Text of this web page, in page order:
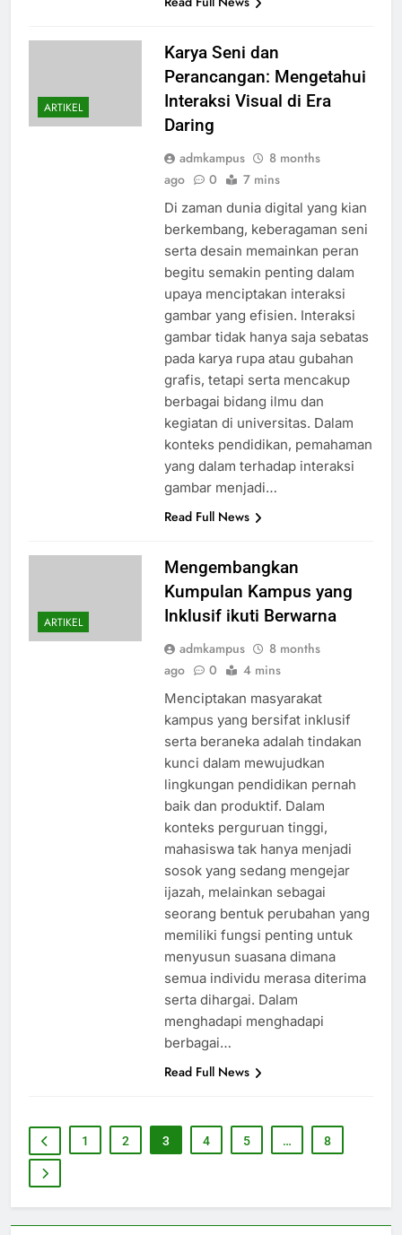
ARTIKEL
Karya Seni dan
Perancangan: Mengetahui
Interaksi Visual di Era
Daring
admkampus
8 months
ago
0 7 mins
Di zaman dunia digital yang kian
berkembang, keberagaman seni
serta desain memainkan peran
begitu semakin penting dalam
upaya menciptakan interaksi
gambar yang efisien. Interaksi
gambar tidak hanya saja sebatas
pada karya rupa atau gubahan
grafis, tetapi serta mencakup
berbagai bidang ilmu dan
kegiatan di universitas. Dalam
konteks pendidikan, pemahaman
yang dalam terhadap interaksi
gambar menjadi…
Read Full News
ARTIKEL
Mengembangkan
Kumpulan Kampus yang
Inklusif ikuti Berwarna
admkampus
8 months
ago
0 4 mins
Menciptakan masyarakat
kampus yang bersifat inklusif
serta beraneka adalah tindakan
kunci dalam mewujudkan
lingkungan pendidikan pernah
baik dan produktif. Dalam
konteks perguruan tinggi,
mahasiswa tak hanya menjadi
sosok yang sedang mengejar
ijazah, melainkan sebagai
seorang bentuk perubahan yang
memiliki fungsi penting untuk
menyusun suasana dimana
semua individu merasa diterima
serta dihargai. Dalam
menghadapi menghadapi
berbagai…
Read Full News
1 2 3 4 5 … 8